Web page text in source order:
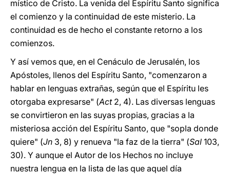
místico de Cristo. La venida del Espíritu Santo significa
el comienzo y la continuidad de este misterio. La
continuidad es de hecho el constante retorno a los
comienzos.
Y así vemos que, en el Cenáculo de Jerusalén, los
Apóstoles, llenos del Espíritu Santo, "comenzaron a
hablar en lenguas extrañas, según que el Espíritu les
otorgaba expresarse" (Act2, 4). Las diversas lenguas
se convirtieron en las suyas propias, gracias a la
misteriosa acción del Espíritu Santo, que "sopla donde
quiere" (Jn 3, 8) y renueva "la faz de la tierra" (Sal 103,
30). Y aunque el Autor de los Hechos no incluye
nuestra lengua en la lista de las que aquel día